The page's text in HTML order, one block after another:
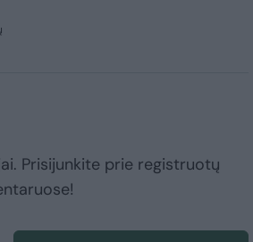
Prisijunkite prie registruotų